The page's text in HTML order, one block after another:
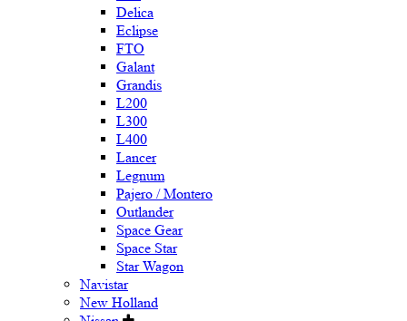
Delica
Eclipse
FTO
Galant
Grandis
L200
L300
L400
Lancer
Legnum
Pajero / Montero
Outlander
Space Gear
Space Star
Star Wagon
Navistar
New Holland